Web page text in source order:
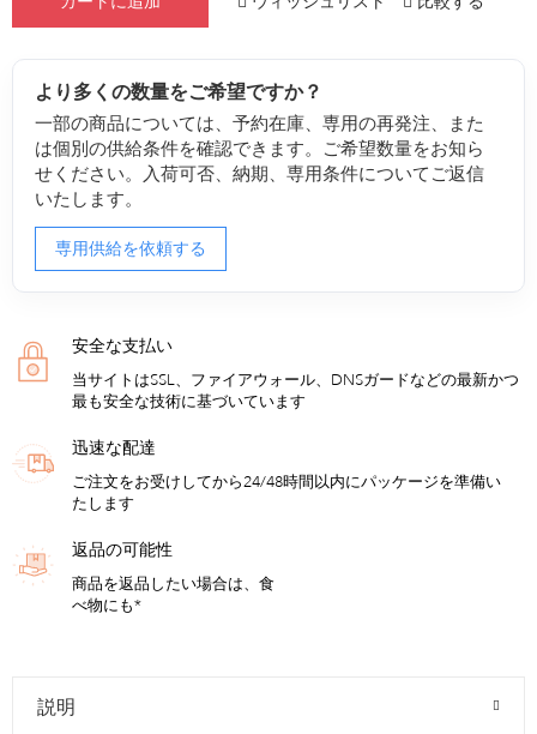
より多くの数量をご希望ですか？
一部の商品については、予約在庫、専用の再発注、また
は個別の供給条件を確認できます。ご希望数量をお知ら
せください。入荷可否、納期、専用条件についてご返信
いたします。
専用供給を依頼する
安全な支払い
当サイトはSSL、ファイアウォール、DNSガードなどの最新かつ
最も安全な技術に基づいています
迅速な配達
ご注文をお受けしてから24/48時間以内にパッケージを準備い
たします
返品の可能性
商品を返品したい場合は、食
べ物にも*
説明